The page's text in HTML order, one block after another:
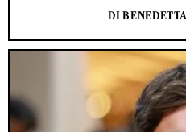
DI